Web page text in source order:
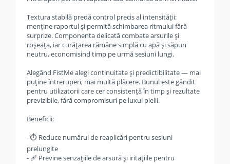
Textura stabilă predă control precis al intensității:
menține raportul și permită schimbarea ritmului fără
surprize. Componenta delicată combate arsurile și
roșeața, iar curățarea rămâne simplă cu apă și săpun
neutru, economisind timp pe urmă sesiuni lungi.
Alegând FistMe alegi continuitate și predictibilitate — mai
puține întreruperi, mai multă plăcere. Bunul este gândit
pentru utilizatorii care cer consistență în timp și rezultate
previzibile, fără compromisuri pe luxul pielii.
Beneficii:
- ⏱️ Reduce numărul de reaplicări pentru sesiuni
prelungite
- 🩹 Previne senzațiile de arsură și iritațiile pentru